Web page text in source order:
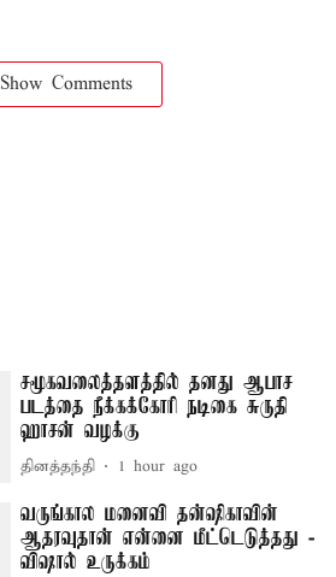
Show Comments
சமூகவலைத்தளத்தில் தனது ஆபாச
படத்தை நீக்கக்கோரி நடிகை சுருதி
ஹாசன் வழக்கு
தினத்தந்தி 1 hour ago
வருங்கால மனைவி தன்ஷிகாவின்
ஆதரவுதான் என்னை மீட்டெடுத்தது -
விஷால் உருக்கம்